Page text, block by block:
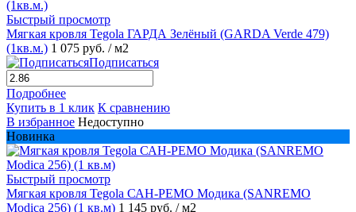
Быстрый просмотр
Мягкая кровля Tegola ГАРДА Зелёный (GARDA Verde 479)
(1кв.м.) 1 075 руб. / м2
Подписаться
Подробнее
Купить в 1 клик К сравнению
В избранное Недоступно
Новинка
Быстрый просмотр
Мягкая кровля Tegola САН-РЕМО Модика (SANREMO
Modica 256) (1 кв.м) 1 145 руб. / м2